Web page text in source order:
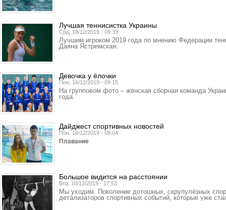
Лучшая теннисистка Украины
Срд, 18/12/2019 - 09:33
Лучшим игроком 2019 года по мнению Федерации
Даяна Ястремская.
Девочка у ёлочки
Пон, 16/12/2019 - 09:15
На групповом фото – женская сборная команда
года.
Дайджест спортивных новостей
Пон, 16/12/2019 - 09:04
Плавание
Большое видится на расстоянии
Втр, 10/12/2019 - 17:53
Мы уходим. Поколение дотошных, скрупулёзных
детализаторов спортивных событий, которые уже